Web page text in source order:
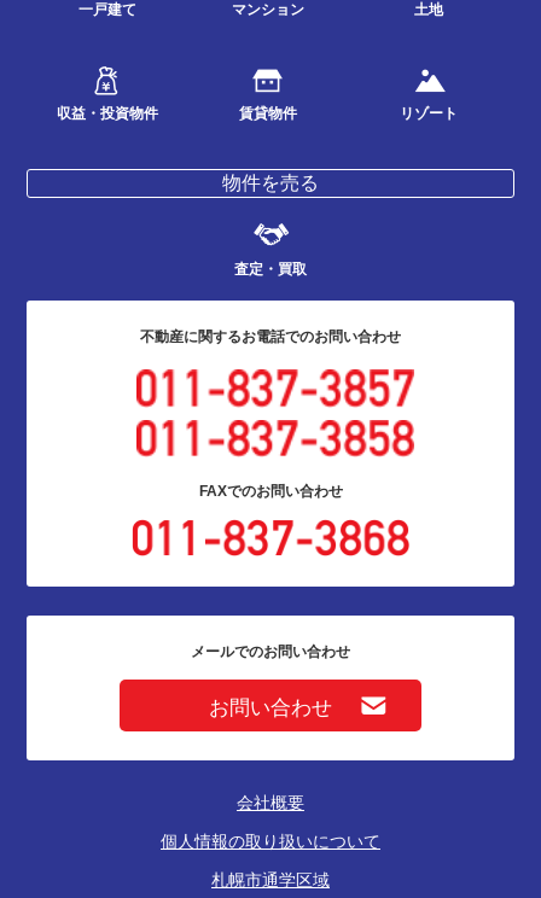
一戸建て マンション 土地
収益・投資物件 賃貸物件 リゾート
物件を売る
査定・買取
不動産に関するお電話でのお問い合わせ
FAXでのお問い合わせ
メールでのお問い合わせ
お問い合わせ
会社概要
個人情報の取り扱いについて
札幌市通学区域